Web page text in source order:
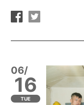
06/
16
TUE